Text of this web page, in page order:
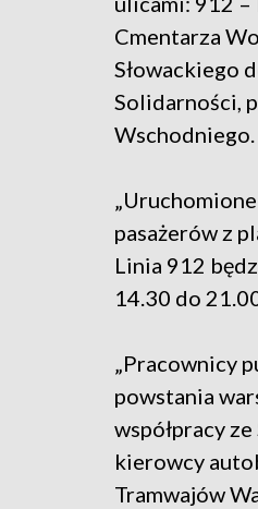
Cmentarza
Słowackiego
Solidarności,
Wschodniego.
pasażerów z
Linia 912
14.30 do
„Pracownicy
powstania
współpracy
kierowcy
Tramwajów